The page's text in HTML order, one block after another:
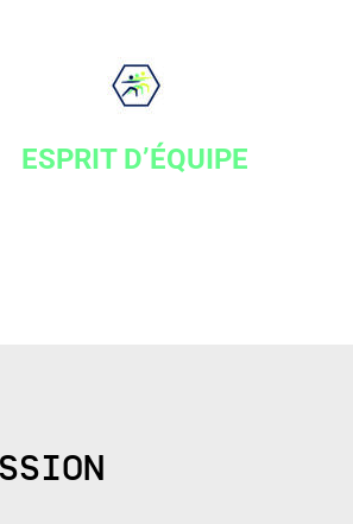
ESPRIT D’ÉQUIPE